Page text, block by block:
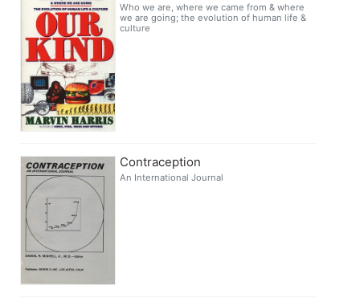
Who we are, where we came from & where
we are going; the evolution of human life &
culture
Contraception
An International Journal